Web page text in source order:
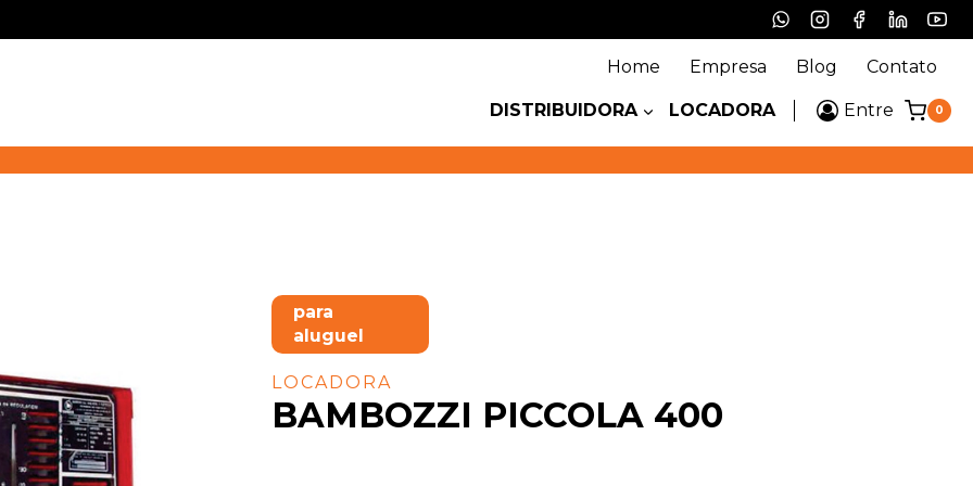
Home Empresa Blog Contato
DISTRIBUIDORA LOCADORA Entre 0
para
aluguel
LOCADORA
BAMBOZZI PICCOLA 400